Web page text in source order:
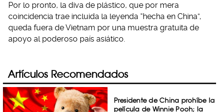
Por lo pronto, la diva de plástico, que por mera
coincidencia trae incluida la leyenda “hecha en China”,
queda fuera de Vietnam por una muestra gratuita de
apoyo al poderoso país asiático.
Artículos Recomendados
Presidente de China prohíbe la
película de Winnie Pooh; la